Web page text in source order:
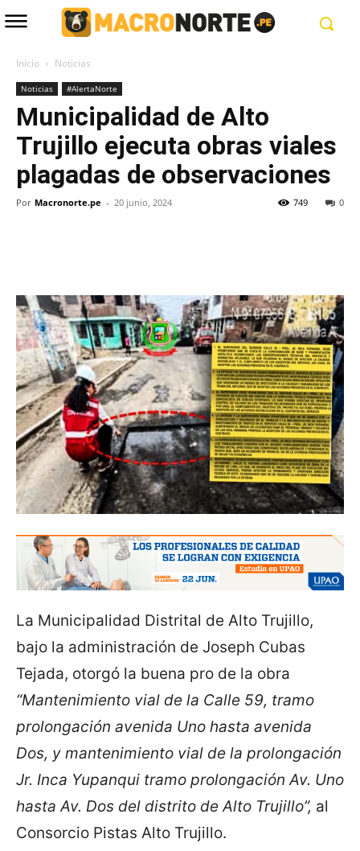
Inicio Noticias
Noticias #AlertaNorte
Municipalidad de Alto
Trujillo ejecuta obras viales
plagadas de observaciones
Por Macronorte.pe - 20 junio, 2024 0
749
La Municipalidad Distrital de Alto Trujillo,
bajo la administración de Joseph Cubas
Tejada, otorgó la buena pro de la obra
“Mantenimiento vial de la Calle 59, tramo
prolongación avenida Uno hasta avenida
Dos, y mantenimiento vial de la prolongación
Jr. Inca Yupanqui tramo prolongación Av. Uno
hasta Av. Dos del distrito de Alto Trujillo”, al
Consorcio Pistas Alto Trujillo.